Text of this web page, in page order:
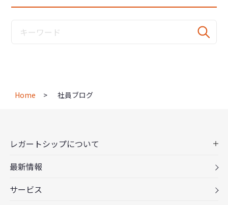
Home 社員ブログ
レガートシップについて
最新情報
サービス